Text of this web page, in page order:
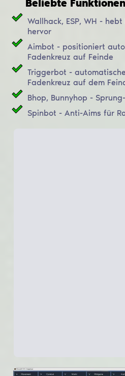
Beliebte
Wallhack, ESP, WH -
hervor
Aimbot - positioniert
Fadenkreuz auf Feinde
Triggerbot -
Fadenkreuz auf dem
Bhop, Bunnyhop -
Spinbot - Anti-Aims für